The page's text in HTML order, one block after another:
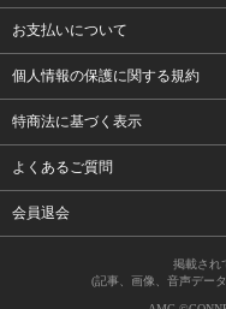
お支払いについて
個人情報の保護に関する規約
特商法に基づく表示
よくあるご質問
会員退会
掲載され
(記事、画像、音声デー